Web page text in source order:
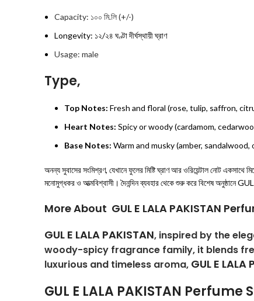
Capacity: ১০০ মি.লি (+/-)
Longevity: ১২/২৪ ঘণ্টা দীর্ঘস্থায়ী ঘ্রাণ
Usage: male
Type,
Top Notes: Fresh and floral (rose, tulip, saffron,
Heart Notes: Spicy or woody (cardamom,
Base Notes: Warm and musky (amber, sandalwood,
অনন্য সুবাসের সংমিশ্রণ, যেখানে ফুলের মিষ্টি ঘ্রাণ আর ওরিয়েন্টাল নোট
মনোমুগ্ধকর ও আত্মবিশ্বাসী। দৈনন্দিন ব্যবহার থেকে শুরু করে বিশেষ অনুষ্ঠানে
More About GUL E LALA PAKISTAN
GUL E LALA PAKISTAN, inspired by the
woody-spicy fragrance family, it blends
luxurious and timeless aroma, GUL E LALA
GUL E LALA PAKISTAN